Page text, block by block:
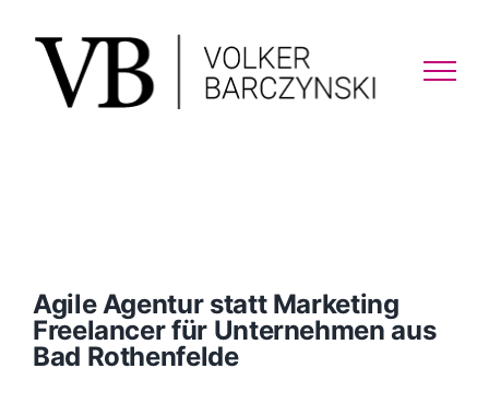
content
Agile Agentur statt Marketing
Freelancer für Unternehmen aus
Bad Rothenfelde